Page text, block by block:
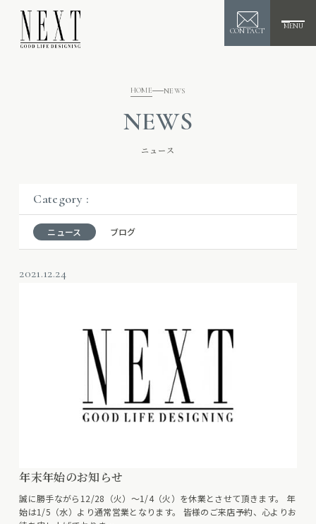
CONTACT
MENU
HOME NEWS
NEWS
ニュース
Category :
ニュース ブログ
2021.12.24
年末年始のお知らせ
誠に勝手ながら12/28（火）〜1/4（火）を休業とさせて頂きます。 年
始は1/5（水）より通常営業となります。 皆様のご来店予約、心よりお